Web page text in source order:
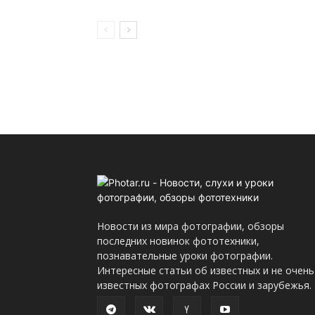
Новости из мира фотографии, обзоры
последних новинок фототехники,
познавательные уроки фотографии.
Интересные статьи об известных и не очень
известных фотографах России и зарубежья.